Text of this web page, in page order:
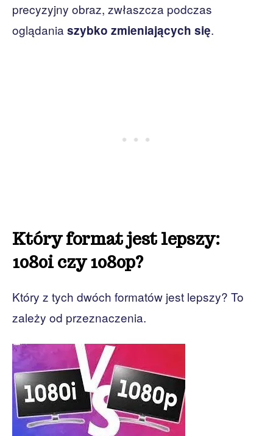
precyzyjny obraz, zwłaszcza podczas
oglądania szybko zmieniających się.
Który format jest lepszy:
1080i czy 1080p?
Który z tych dwóch formatów jest lepszy? To
zależy od przeznaczenia.